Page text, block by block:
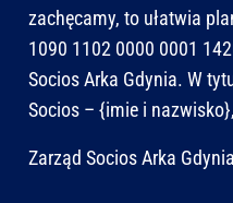
zachęcamy, to ułatwia
1090 1102 0000 0001
Socios Arka Gdynia. W
Socios – {imie i
Zarząd Socios Arka Gdynia